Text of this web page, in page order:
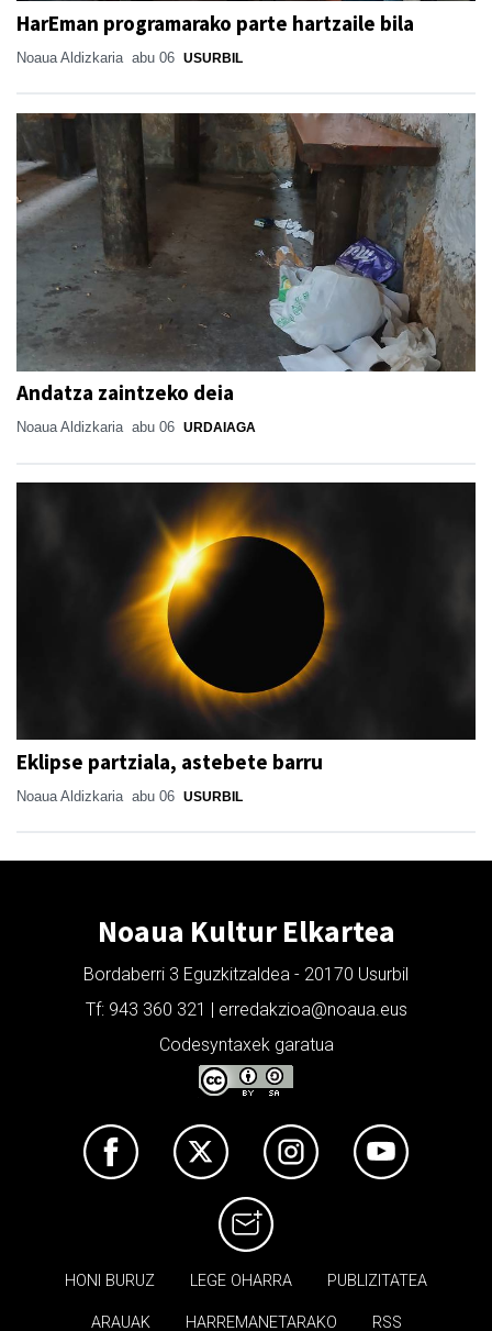
HarEman programarako parte hartzaile bila
Noaua Aldizkaria abu 06 USURBIL
Andatza zaintzeko deia
Noaua Aldizkaria abu 06 URDAIAGA
Eklipse partziala, astebete barru
Noaua Aldizkaria abu 06 USURBIL
Noaua Kultur Elkartea
Bordaberri 3 Eguzkitzaldea - 20170 Usurbil
Tf: 943 360 321 | erredakzioa@noaua.eus
Codesyntaxek garatua
HONI BURUZ LEGE OHARRA PUBLIZITATEA
ARAUAK HARREMANETARAKO RSS